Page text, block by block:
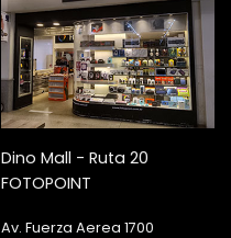
Dino Mall - Ruta 20
FOTOPOINT
Av. Fuerza Aerea 1700